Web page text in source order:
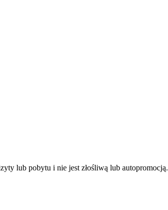
lub pobytu i nie jest złośliwą lub autopromocją.